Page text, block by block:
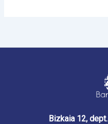
Bizkaia 12,